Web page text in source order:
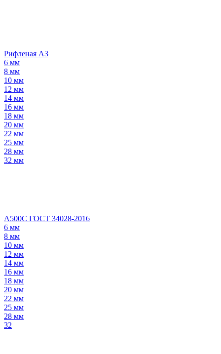
Рифленая А3
6 мм
8 мм
10 мм
12 мм
14 мм
16 мм
18 мм
20 мм
22 мм
25 мм
28 мм
32 мм
А500С ГОСТ 34028-2016
6 мм
8 мм
10 мм
12 мм
14 мм
16 мм
18 мм
20 мм
22 мм
25 мм
28 мм
32